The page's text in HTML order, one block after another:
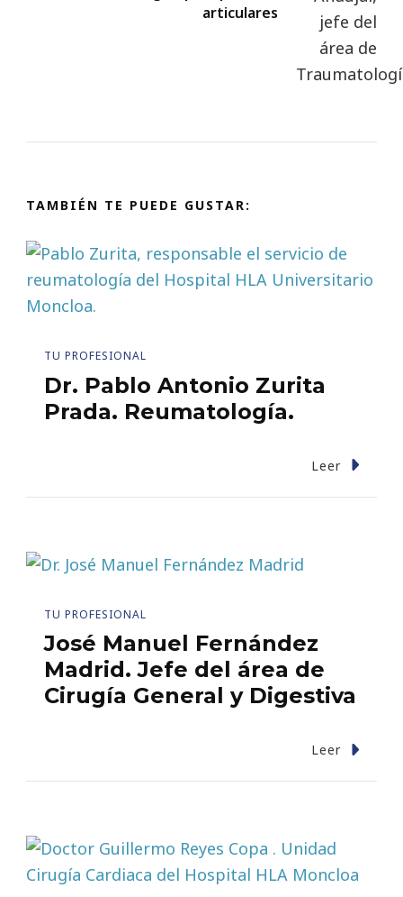
articulares
TAMBIÉN TE PUEDE GUSTAR:
TU PROFESIONAL
Dr. Pablo Antonio Zurita
Prada. Reumatología.
Leer
TU PROFESIONAL
José Manuel Fernández
Madrid. Jefe del área de
Cirugía General y Digestiva
Leer